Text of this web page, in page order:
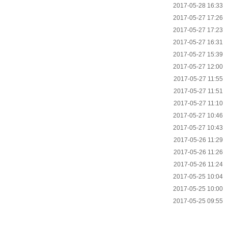
2017-05-28 16:33
2017-05-27 17:26
2017-05-27 17:23
2017-05-27 16:31
2017-05-27 15:39
2017-05-27 12:00
2017-05-27 11:55
2017-05-27 11:51
2017-05-27 11:10
2017-05-27 10:46
2017-05-27 10:43
2017-05-26 11:29
2017-05-26 11:26
2017-05-26 11:24
2017-05-25 10:04
2017-05-25 10:00
2017-05-25 09:55